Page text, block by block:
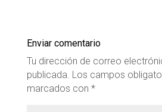
Enviar comentario
Tu dirección de correo
publicada. Los campos
marcados con *